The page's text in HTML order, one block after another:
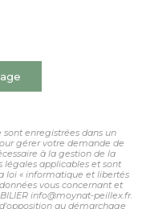
enregistrées dans un
gérer votre demande de
à la gestion de la
légales applicables et sont
loi « informatique et libertés
vous concernant et
info@moynat-peillex.fr.
au démarchage